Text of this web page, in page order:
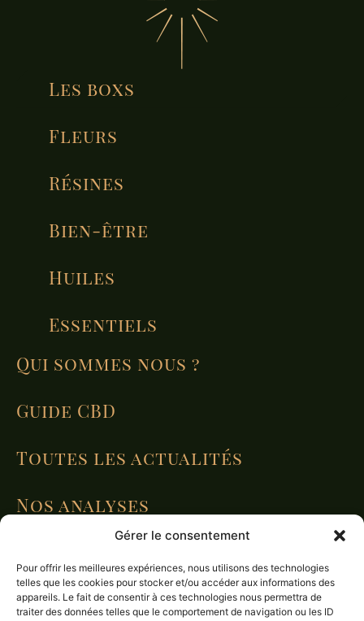
Gérer le consentement
Pour offrir les meilleures expériences, nous utilisons des technologies
telles que les cookies pour stocker et/ou accéder aux informations des
appareils. Le fait de consentir à ces technologies nous permettra de
traiter des données telles que le comportement de navigation ou les ID
Les boxs
Fleurs
Résines
Bien-être
Huiles
Essentiels
Qui sommes nous ?
Guide CBD
Toutes les actualités
Nos analyses
CGU CGV MENTIONS LÉGALES